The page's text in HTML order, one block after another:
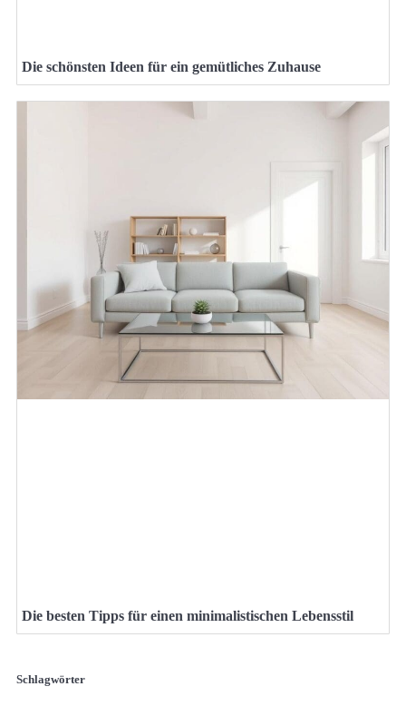
Die schönsten Ideen für ein gemütliches Zuhause
Die besten Tipps für einen minimalistischen Lebensstil
Schlagwörter